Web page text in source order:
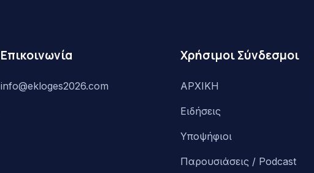
Επικοινωνία
info@ekloges2026.com
Χρήσιμοι Σύνδεσμοι
ΑΡΧΙΚΗ
Ειδήσεις
Υποψήφιοι
Παρουσιάσεις / Podcast